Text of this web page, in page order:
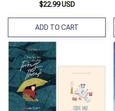
$22.99 USD
ADD TO CART